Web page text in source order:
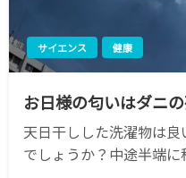
サイエンス 健康
お日様の匂いはダニ
天日干しした洗濯物は
でしょうか？中途半端